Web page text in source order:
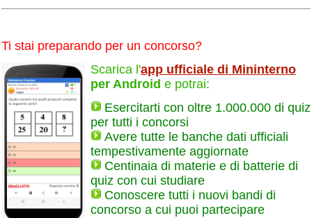
Ti stai preparando per un concorso?
Scarica l'app ufficiale di Mininterno
per Android e potrai:
Esercitarti con oltre 1.000.000 di quiz
per tutti i concorsi
Avere tutte le banche dati ufficiali
tempestivamente aggiornate
Centinaia di materie e di batterie di
quiz con cui studiare
Conoscere tutti i nuovi bandi di
concorso a cui puoi partecipare